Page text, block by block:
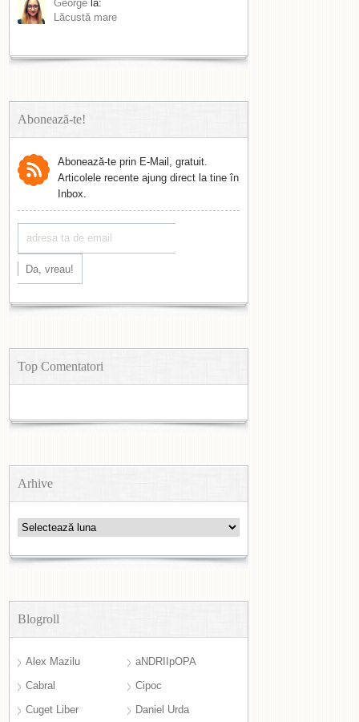
George la:
Lăcustă mare
Abonează-te!
Abonează-te prin E-Mail, gratuit.
Articolele recente ajung direct la tine în
Inbox.
Top Comentatori
Arhive
Arhive
Blogroll
Alex Mazilu
aNDRIIpOPA
Cabral
Cipoc
Cuget Liber
Daniel Urda